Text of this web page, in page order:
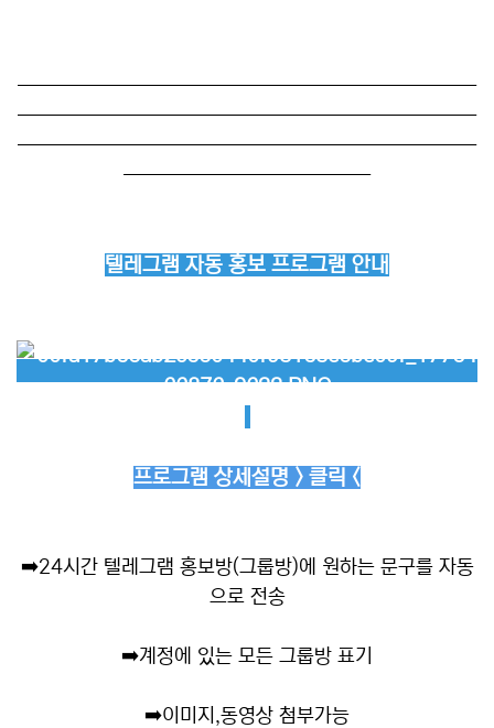
──────────────────────────
──────────────────────────
──────────────────────────
──────────────
텔레그램 자동 홍보 프로그램 안내
프로그램 상세설명 > 클릭 <
➡️24시간 텔레그램 홍보방(그룹방)에 원하는 문구를 자동
으로 전송
➡️계정에 있는 모든 그룹방 표기
➡️이미지,동영상 첨부가능